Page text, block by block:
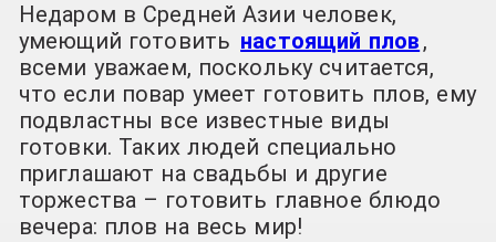
Недаром в Средней Азии человек,
умеющий готовить настоящий плов ,
всеми уважаем, поскольку считается,
что если повар умеет готовить плов, ему
подвластны все известные виды
готовки. Таких людей специально
приглашают на свадьбы и другие
торжества – готовить главное блюдо
вечера: плов на весь мир!